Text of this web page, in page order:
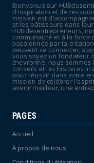
Canicule : sept
en
Bienvenue sur
d'inspiration et de
mission est
et les bâtisseurs dans
HUBdesentrepreneurs,
communauté et à la force
passionnés par la
peuvent se connecter,
vous soyez un fondateur
chevronné, nous
conseils et les histoires
pour réussir dans votre
mission de célébrer
avenir meilleur, une
PAGES
Accueil
À propos de nous